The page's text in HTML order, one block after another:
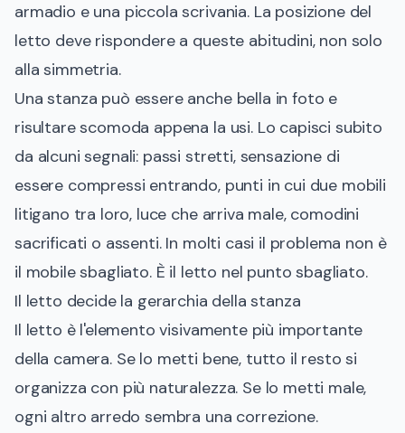
armadio e una piccola scrivania. La posizione del
letto deve rispondere a queste abitudini, non solo
alla simmetria.
Una stanza può essere anche bella in foto e
risultare scomoda appena la usi. Lo capisci subito
da alcuni segnali: passi stretti, sensazione di
essere compressi entrando, punti in cui due mobili
litigano tra loro, luce che arriva male, comodini
sacrificati o assenti. In molti casi il problema non è
il mobile sbagliato. È il letto nel punto sbagliato.
Il letto decide la gerarchia della stanza
Il letto è l'elemento visivamente più importante
della camera. Se lo metti bene, tutto il resto si
organizza con più naturalezza. Se lo metti male,
ogni altro arredo sembra una correzione.